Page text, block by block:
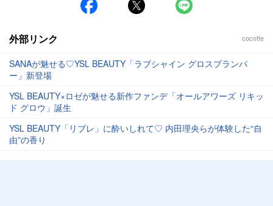
外部リンク cocotte
SANAが魅せる♡YSL BEAUTY「ラブシャイン グロスプランパ
ー」新登場
YSL BEAUTY×ロゼが魅せる新作ファンデ「オールアワーズ リキッ
ド グロウ」誕生
YSL BEAUTY「リブレ」に酔いしれて♡ 内田理央らが体験した“自
由”の香り